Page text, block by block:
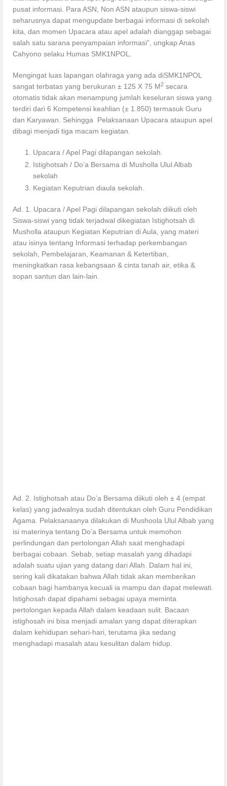
pusat informasi. Para ASN, Non ASN ataupun siswa-siswi
seharusnya dapat mengupdate berbagai informasi di sekolah
kita, dan momen Upacara atau apel adalah dianggap sebagai
salah satu sarana penyampaian informasi”, ungkap Anas
Cahyono selaku Humas SMK1NPOL.
Mengingat luas lapangan olahraga yang ada diSMK1NPOL
sangat terbatas yang berukuran ± 125 X 75 M2 secara
otomatis tidak akan menampung jumlah keseluran siswa yang
terdiri dari 6 Kompetensi keahlian (± 1.850) termasuk Guru
dan Karyawan. Sehingga Pelaksanaan Upacara ataupun apel
dibagi menjadi tiga macam kegiatan.
Upacara / Apel Pagi dilapangan sekolah.
Istighotsah / Do’a Bersama di Musholla Ulul Albab
sekolah
Kegiatan Keputrian diaula sekolah.
Ad. 1. Upacara / Apel Pagi dilapangan sekolah diikuti oleh
Siswa-siswi yang tidak terjadwal dikegiatan Istighotsah di
Musholla ataupun Kegiatan Keputrian di Aula, yang materi
atau isinya tentang Informasi terhadap perkembangan
sekolah, Pembelajaran, Keamanan & Ketertiban,
meningkatkan rasa kebangsaan & cinta tanah air, etika &
sopan santun dan lain-lain.
Ad. 2. Istighotsah atau Do’a Bersama diikuti oleh ± 4 (empat
kelas) yang jadwalnya sudah ditentukan oleh Guru Pendidikan
Agama. Pelaksanaanya dilakukan di Mushoola Ulul Albab yang
isi materinya tentang Do’a Bersama untuk memohon
perlindungan dan pertolongan Allah saat menghadapi
berbagai cobaan. Sebab, setiap masalah yang dihadapi
adalah suatu ujian yang datang dari Allah. Dalam hal ini,
sering kali dikatakan bahwa Allah tidak akan memberikan
cobaan bagi hambanya kecuali ia mampu dan dapat melewati.
Istighosah dapat dipahami sebagai upaya meminta
pertolongan kepada Allah dalam keadaan sulit. Bacaan
istighosah ini bisa menjadi amalan yang dapat diterapkan
dalam kehidupan sehari-hari, terutama jika sedang
menghadapi masalah atau kesulitan dalam hidup.